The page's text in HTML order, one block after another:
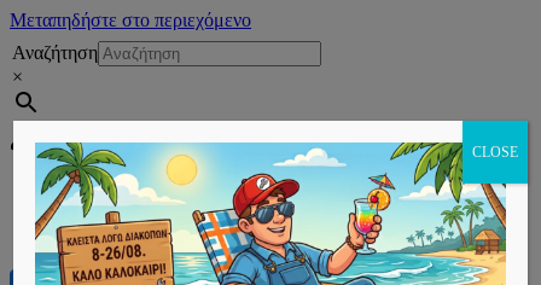
Μεταπηδήστε στο περιεχόμενο
Αναζήτηση
×
Εγγραφή CLOSE